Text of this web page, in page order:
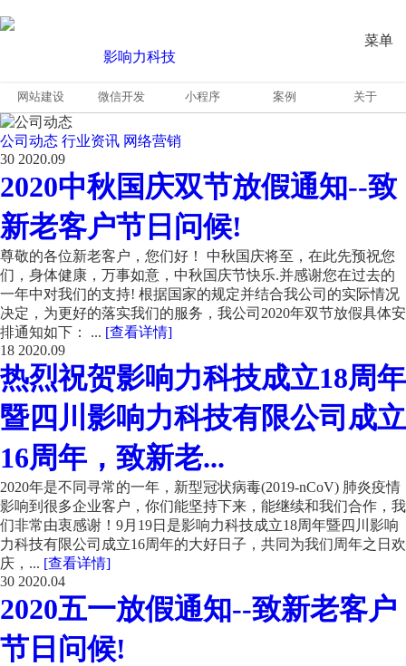
菜单
网站建设 微信开发 小程序 案例 关于
公司动态 行业资讯 网络营销
30 2020.09
2020中秋国庆双节放假通知--致
新老客户节日问候!
尊敬的各位新老客户，您们好！ 中秋国庆将至，在此先预祝您
们，身体健康，万事如意，中秋国庆节快乐.并感谢您在过去的
一年中对我们的支持! 根据国家的规定并结合我公司的实际情况
决定，为更好的落实我们的服务，我公司2020年双节放假具体安
排通知如下： ... [查看详情]
18 2020.09
热烈祝贺影响力科技成立18周年
暨四川影响力科技有限公司成立
16周年，致新老...
2020年是不同寻常的一年，新型冠状病毒(2019-nCoV) 肺炎疫情
影响到很多企业客户，你们能坚持下来，能继续和我们合作，我
们非常由衷感谢！​ 9月19日是影响力科技成立18周年暨四川影响
力科技有限公司成立16周年的大好日子，共同为我们周年之日欢
庆，... [查看详情]
30 2020.04
2020五一放假通知--致新老客户
节日问候!